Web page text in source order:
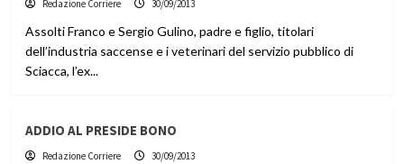
Redazione Corriere 30/09/2013
Assolti Franco e Sergio Gulino, padre e figlio, titolari
dell’industria saccense e i veterinari del servizio pubblico di
Sciacca, l’ex...
ADDIO AL PRESIDE BONO
Redazione Corriere 30/09/2013